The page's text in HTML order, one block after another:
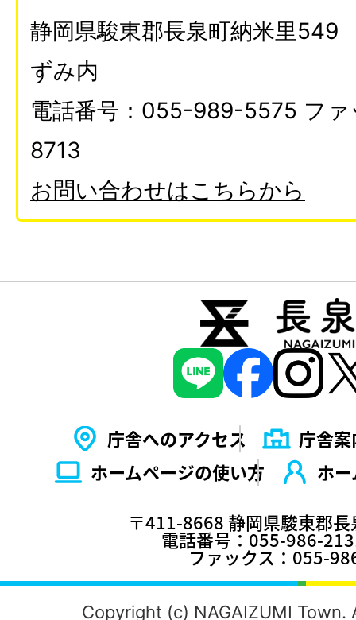
静岡県駿東郡長泉町納米里
ずみ内
電話番号：055-989-5575 フ
8713
お問い合わせはこちらから
庁舎へのアクセス
庁舎案
ホームページの使い⽅
ホ
〒411-8668 静岡県駿東郡
電話番号：055-986-
ファックス：055-
Copyright (c) NAGAIZUMI Town.